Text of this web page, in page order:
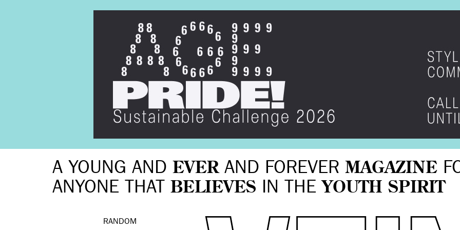
A YOUNG AND EVERAND FOREVER MAGAZINE
ANYONE THAT BELIEVES IN THE YOUTH SPIRIT
RANDOM